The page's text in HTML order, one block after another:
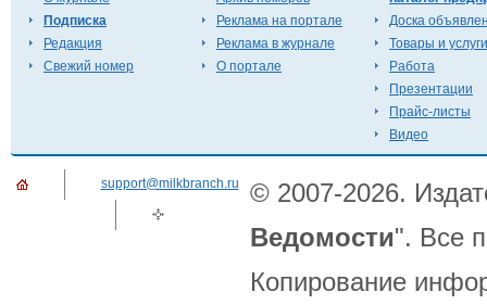
Подписка
Редакция
Свежий номер
Реклама на портале
Реклама в журнале
О портале
Доска
Товары и услуги
Работа
Презентации
Прайс-листы
Видео
support@milkbranch.ru
© 2007-2026.
Ведомости". Все
Копирование